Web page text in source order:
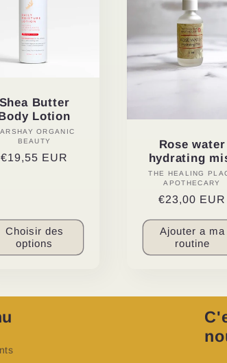
Shea Butter
Lotion
Distributeur :
ORGANIC
BEAUTY
Prix
€19,55 EUR
Choisir des
options
Rose water
hydrating
THE HEALING
APOTHECARY
Prix
€23,00 EUR
Ajouter a ma
routine